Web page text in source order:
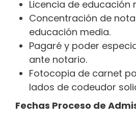
Licencia de educación
Concentración de
educación media.
Pagaré y poder
ante notario.
Fotocopia de carnet
lados de codeudor
Fechas Proceso de